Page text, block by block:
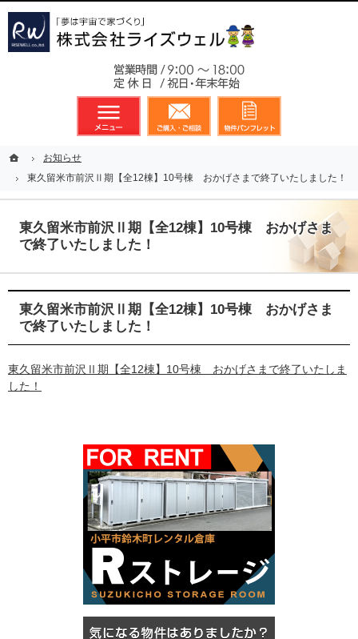
ホームお知らせ
東久留米市前沢Ⅱ期【全12棟】10号棟 おかげさまで終了いたしました！
東久留米市前沢Ⅱ期【全12棟】10号棟 おかげさま
で終了いたしました！
東久留米市前沢Ⅱ期【全12棟】10号棟 おかげさま
で終了いたしました！
東久留米市前沢Ⅱ期【全12棟】10号棟 おかげさまで終了いたしま
した！
メニュー 資料請求・お問合せ
ホームお知らせ
東久留米市前沢Ⅱ期【全12棟】10号棟 おかげさまで終了いたしました！